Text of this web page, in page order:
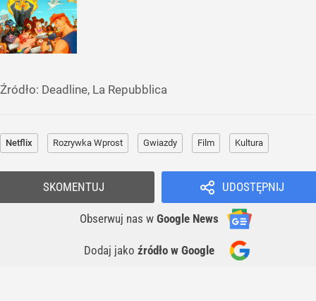
Źródło: Deadline, La Repubblica
Netflix Rozrywka Wprost Gwiazdy Film Kultura
UDOSTĘPNIJ
Obserwuj nas w Google News
Dodaj jako źródło w Google
SKOMENTUJ